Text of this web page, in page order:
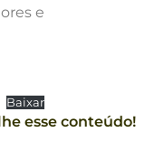
e
Baixar
esse conteúdo!